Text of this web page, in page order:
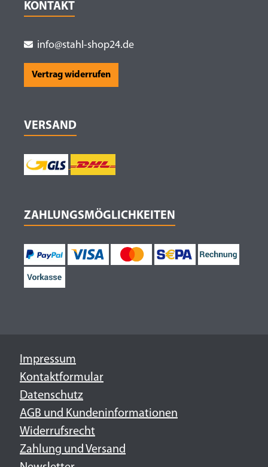
KONTAKT
info@stahl-shop24.de
Vertrag widerrufen
VERSAND
ZAHLUNGSMÖGLICHKEITEN
Impressum
Kontaktformular
Datenschutz
AGB und Kundeninformationen
Widerrufsrecht
Zahlung und Versand